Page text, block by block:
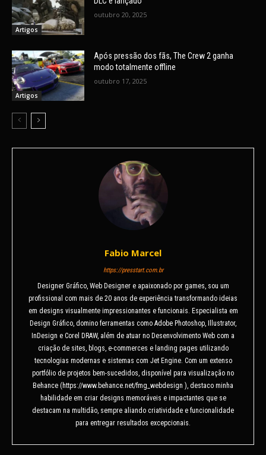
Artigos
outubro 20, 2025
Artigos
Após pressão dos fãs, The Crew 2 ganha
modo totalmente offline
outubro 17, 2025
Fabio Marcel
https://presstart.com.br
Designer Gráfico, Web Designer e apaixonado por games, sou um
profissional com mais de 20 anos de experiência transformando ideias
em designs visualmente impressionantes e funcionais. Especialista em
Design Gráfico, domino ferramentas como Adobe Photoshop, Illustrator,
InDesign e Corel DRAW, além de atuar no Desenvolvimento Web com a
criação de sites, blogs, e-commerces e landing pages utilizando
tecnologias modernas e sistemas com Jet Engine. Com um extenso
portfólio de projetos bem-sucedidos, disponível para visualização no
Behance (https://www.behance.net/fmg_webdesign ), destaco minha
habilidade em criar designs memoráveis e impactantes que se
destacam na multidão, sempre aliando criatividade e funcionalidade
para entregar resultados excepcionais.